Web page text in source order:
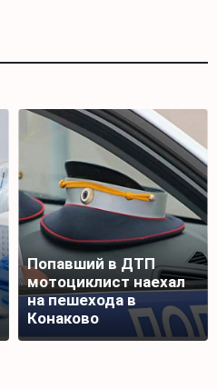
Попавший в ДТП
мотоциклист наехал
на пешехода в
Конаково